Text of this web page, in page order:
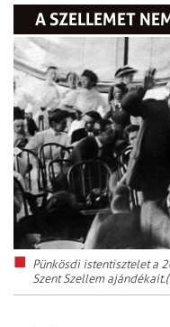
A SZELLEMET
Pünkösdi istentisztelet a
Szent Szellem